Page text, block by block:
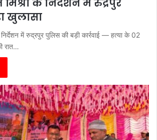
के निर्देशन में रुद्रपुर
खुलासा
में रुद्रपुर पुलिस की बड़ी कार्रवाई — हत्या के 02
रात…